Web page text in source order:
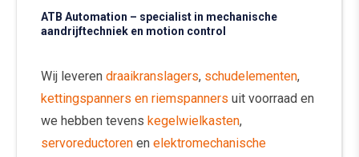
ATB Automation – specialist in mechanische
aandrijftechniek en motion control
Wij leveren draaikranslagers, schudelementen,
kettingspanners en riemspanners uit voorraad en
we hebben tevens kegelwielkasten,
servoreductoren en elektromechanische